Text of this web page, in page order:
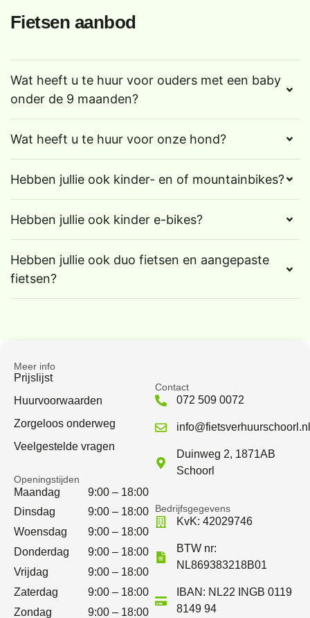
Fietsen aanbod
Wat heeft u te huur voor ouders met een baby
onder de 9 maanden?
Wat heeft u te huur voor onze hond?
Hebben jullie ook kinder- en of mountainbikes?
Hebben jullie ook kinder e-bikes?
Hebben jullie ook duo fietsen en aangepaste
fietsen?
Meer info
Prijslijst
Huurvoorwaarden
Zorgeloos onderweg
Veelgestelde vragen
Openingstijden
Maandag
9:00 – 18:00
Dinsdag
9:00 – 18:00
Woensdag
9:00 – 18:00
Donderdag
9:00 – 18:00
Vrijdag
9:00 – 18:00
Zaterdag
9:00 – 18:00
Zondag
9:00 – 18:00
Contact
072 509 0072
Duinweg 2, 1871AB
Schoorl
Bedrijfsgegevens
KvK: 42029746
BTW nr:
NL869383218B01
IBAN: NL22 INGB 0119
8149 94